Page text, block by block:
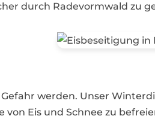
durch Radevormwald zu
werden. Unser
Eis und Schnee zu